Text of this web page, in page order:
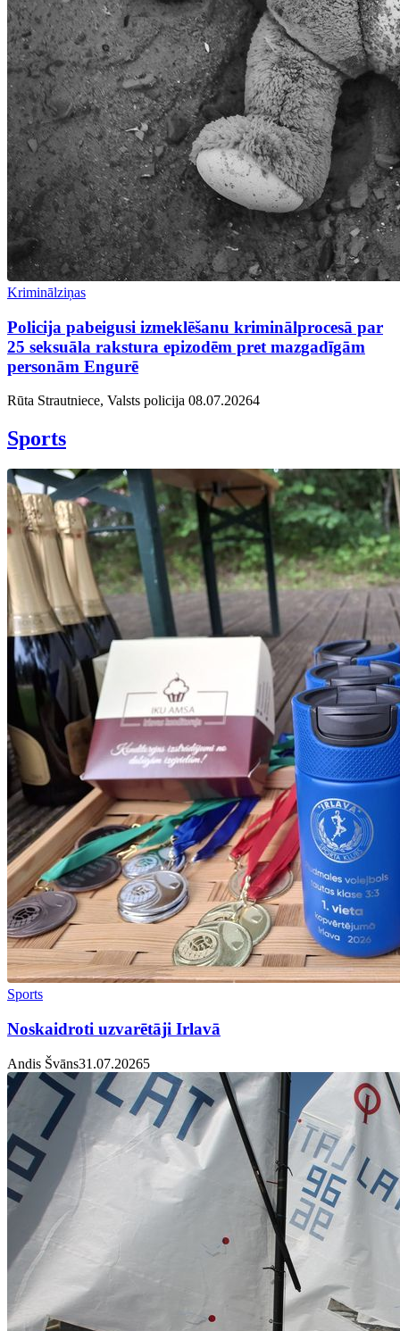
Kriminālziņas
Policija pabeigusi izmeklēšanu kriminālprocesā par
25 seksuāla rakstura epizodēm pret mazgadīgām
personām Engurē
Rūta Strautniece, Valsts policija 08.07.20264
Sports
Sports
Noskaidroti uzvarētāji Irlavā
Andis Švāns31.07.20265